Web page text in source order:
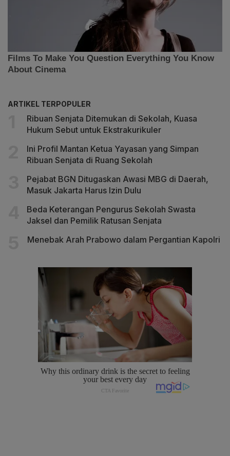
ARTIKEL TERPOPULER
Ribuan Senjata Ditemukan di Sekolah, Kuasa
Hukum Sebut untuk Ekstrakurikuler
Ini Profil Mantan Ketua Yayasan yang Simpan
Ribuan Senjata di Ruang Sekolah
Pejabat BGN Ditugaskan Awasi MBG di Daerah,
Masuk Jakarta Harus Izin Dulu
Beda Keterangan Pengurus Sekolah Swasta
Jaksel dan Pemilik Ratusan Senjata
Menebak Arah Prabowo dalam Pergantian Kapolri